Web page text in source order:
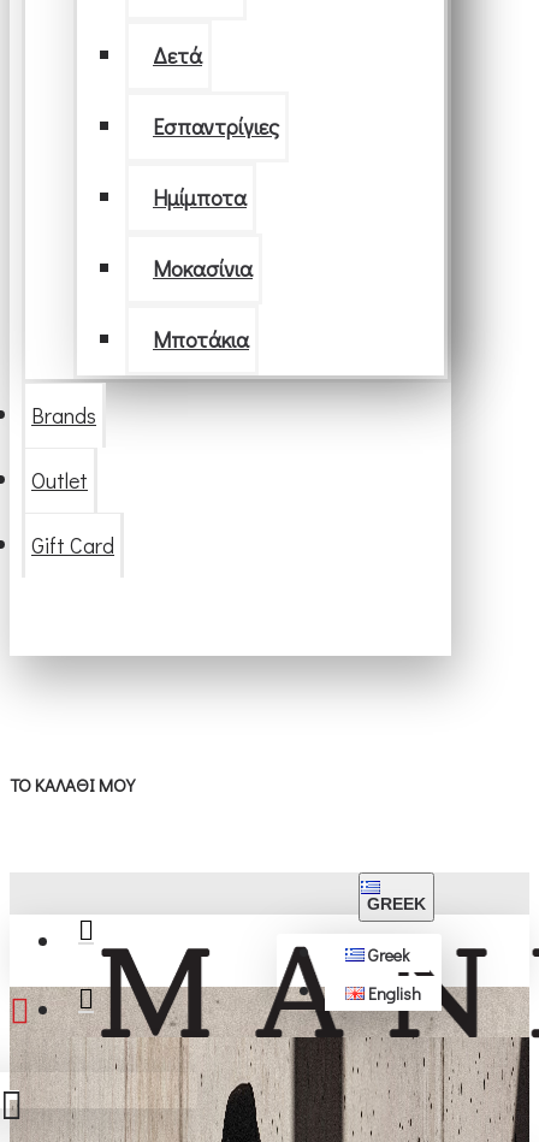
Δετά
Εσπαντρίγιες
Ημίμποτα
Μοκασίνια
Μποτάκια
Brands
Outlet
Gift Card
ΤΟ ΚΑΛΆΘΙ ΜΟΥ
ΔΩΡΕΆΝ ΜΕΤΑΦΟΡΙΚΆ ΆΝΩ ΤΩΝ 50€
GREEK
Greek
English